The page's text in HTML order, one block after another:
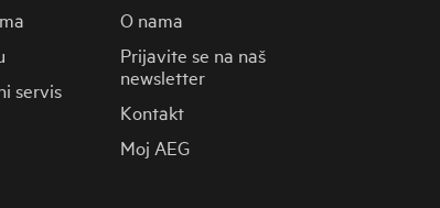
servis
O nama
Prijavite se na naš
newsletter
Kontakt
Moj AEG